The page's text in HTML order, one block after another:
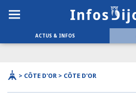
ACTUS & INFOS
> CÔTE D'OR > CÔTE D'OR